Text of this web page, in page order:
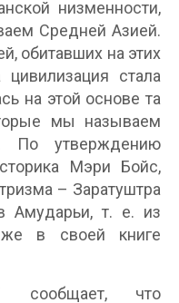
низменности,
Средней Азией.
обитавших на этих
цивилизация стала
на этой основе та
мы называем
По утверждению
Мэри Бойс,
– Заратуштра
Амударьи, т. е. из
в своей книге
сообщает, что